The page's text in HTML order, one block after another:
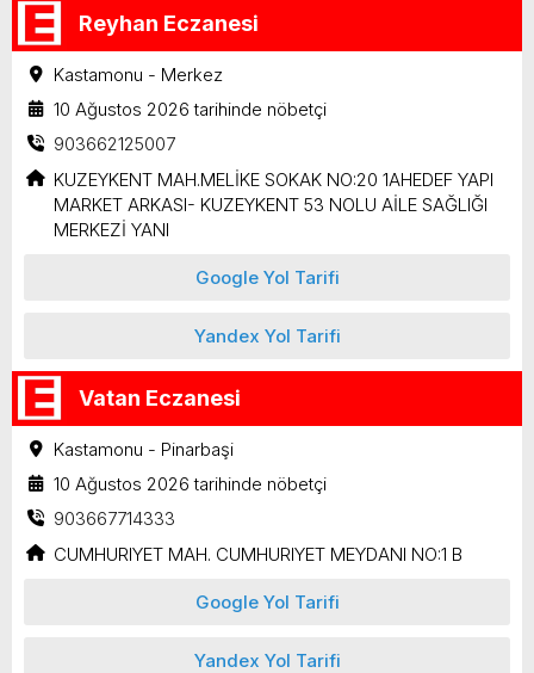
Reyhan Eczanesi
Kastamonu - Merkez
10 Ağustos 2026 tarihinde nöbetçi
903662125007
KUZEYKENT MAH.MELİKE SOKAK NO:20 1AHEDEF YAPI
MARKET ARKASI- KUZEYKENT 53 NOLU AİLE SAĞLIĞI
MERKEZİ YANI
Google Yol Tarifi
Yandex Yol Tarifi
Vatan Eczanesi
Kastamonu - Pinarbaşi
10 Ağustos 2026 tarihinde nöbetçi
903667714333
CUMHURIYET MAH. CUMHURIYET MEYDANI NO:1 B
Google Yol Tarifi
Yandex Yol Tarifi